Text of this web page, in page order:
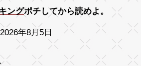
ングポチしてから読めよ。
年8月5日